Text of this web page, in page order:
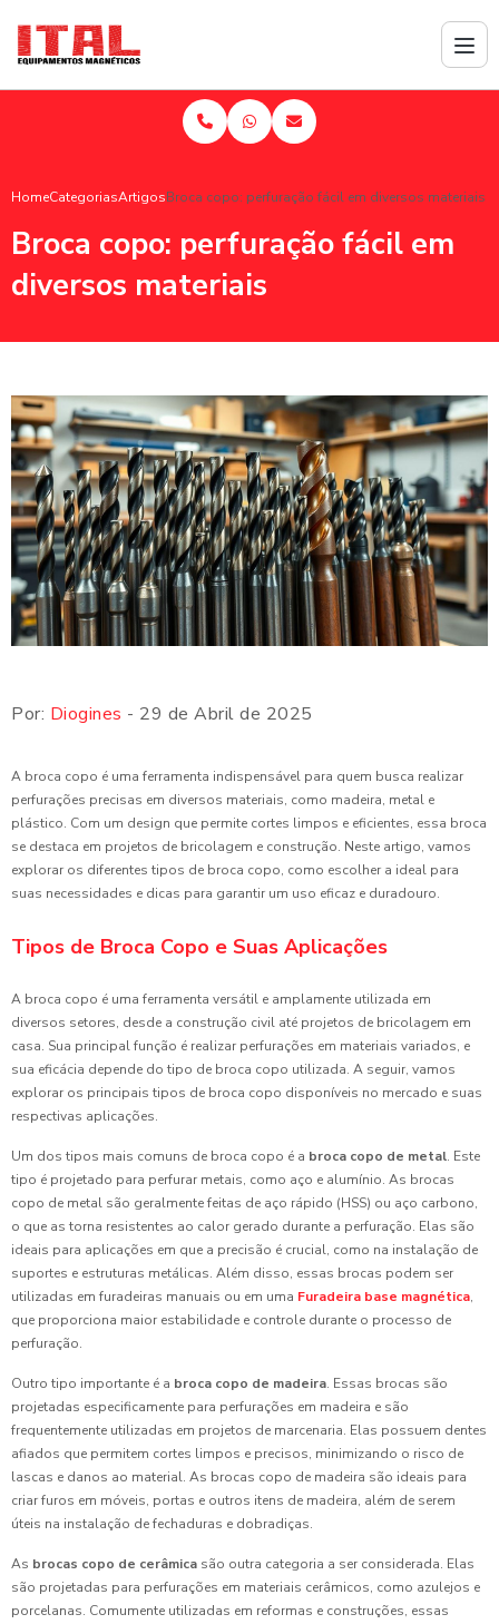
HomeCategoriasArtigosBroca copo: perfuração fácil em diversos materiais
Broca copo: perfuração fácil em
diversos materiais
Por: Diogines - 29 de Abril de 2025
A broca copo é uma ferramenta indispensável para quem busca realizar
perfurações precisas em diversos materiais, como madeira, metal e
plástico. Com um design que permite cortes limpos e eficientes, essa broca
se destaca em projetos de bricolagem e construção. Neste artigo, vamos
explorar os diferentes tipos de broca copo, como escolher a ideal para
suas necessidades e dicas para garantir um uso eficaz e duradouro.
Tipos de Broca Copo e Suas Aplicações
A broca copo é uma ferramenta versátil e amplamente utilizada em
diversos setores, desde a construção civil até projetos de bricolagem em
casa. Sua principal função é realizar perfurações em materiais variados, e
sua eficácia depende do tipo de broca copo utilizada. A seguir, vamos
explorar os principais tipos de broca copo disponíveis no mercado e suas
respectivas aplicações.
Um dos tipos mais comuns de broca copo é a broca copo de metal. Este
tipo é projetado para perfurar metais, como aço e alumínio. As brocas
copo de metal são geralmente feitas de aço rápido (HSS) ou aço carbono,
o que as torna resistentes ao calor gerado durante a perfuração. Elas são
ideais para aplicações em que a precisão é crucial, como na instalação de
suportes e estruturas metálicas. Além disso, essas brocas podem ser
utilizadas em furadeiras manuais ou em uma Furadeira base magnética,
que proporciona maior estabilidade e controle durante o processo de
perfuração.
Outro tipo importante é a broca copo de madeira. Essas brocas são
projetadas especificamente para perfurações em madeira e são
frequentemente utilizadas em projetos de marcenaria. Elas possuem dentes
afiados que permitem cortes limpos e precisos, minimizando o risco de
lascas e danos ao material. As brocas copo de madeira são ideais para
criar furos em móveis, portas e outros itens de madeira, além de serem
úteis na instalação de fechaduras e dobradiças.
As brocas copo de cerâmica são outra categoria a ser considerada. Elas
são projetadas para perfurações em materiais cerâmicos, como azulejos e
porcelanas. Comumente utilizadas em reformas e construções, essas